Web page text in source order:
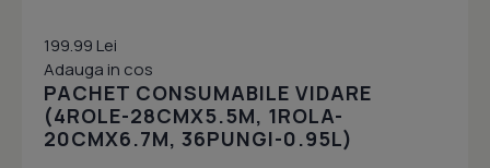
199.99 Lei
Adauga in cos
PACHET CONSUMABILE VIDARE
(4ROLE-28CMX5.5M, 1ROLA-
20CMX6.7M, 36PUNGI-0.95L)